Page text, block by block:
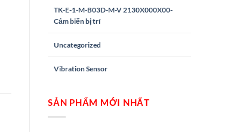
TK-E-1-M-B03D-M-V 2130X000X00-
Cảm biến bị trí
Uncategorized
Vibration Sensor
SẢN PHẨM MỚI NHẤT